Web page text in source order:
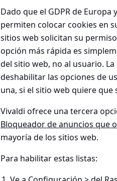
Dado que el GDPR de
permiten colocar cookies en
sitios web solicitan su
opción más rápida es
del sitio web, no al usuario.
deshabilitar las opciones de
una, si el sitio web quiere
Vivaldi ofrece una tercera
Bloqueador de anuncios que
mayoría de los sitios web.
Para habilitar estas listas: